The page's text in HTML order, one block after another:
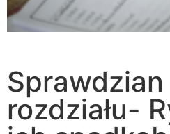
rozdziału-